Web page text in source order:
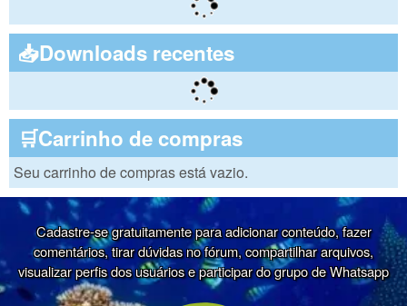
📥Downloads recentes
🛒Carrinho de compras
Seu carrinho de compras está vazio.
Cadastre-se gratuitamente para adicionar conteúdo, fazer
comentários, tirar dúvidas no fórum, compartilhar arquivos,
visualizar perfis dos usuários e participar do grupo de Whatsapp